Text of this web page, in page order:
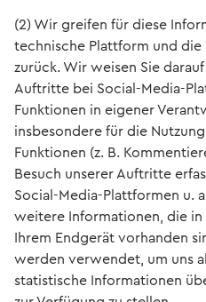
(2) Wir greifen für diese
technische Plattform und
zurück. Wir weisen Sie
Auftritte bei Social-Media-
Funktionen in eigener
insbesondere für die
Funktionen (z. B.
Besuch unserer Auftritte
Social-Media-Plattformen u.
weitere Informationen, die
Ihrem Endgerät vorhanden
werden verwendet, um uns
statistische Informationen